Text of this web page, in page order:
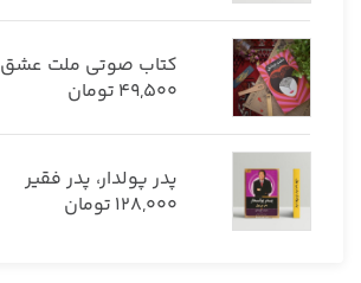
کتاب صوتی ملت عشق
49,500 تومان
پدر پولدار، پدر فقیر
128,000 تومان